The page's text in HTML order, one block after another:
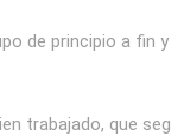
de principio a fin
trabajado, que